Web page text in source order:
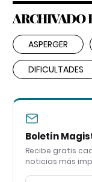
ARCHIVADO
ASPERGER
DIFICULTADES
Boletín
Recibe gratis
noticias más